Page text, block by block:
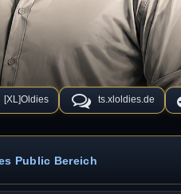
[XL]Oldies ts.xloldies.de
Public Bereich